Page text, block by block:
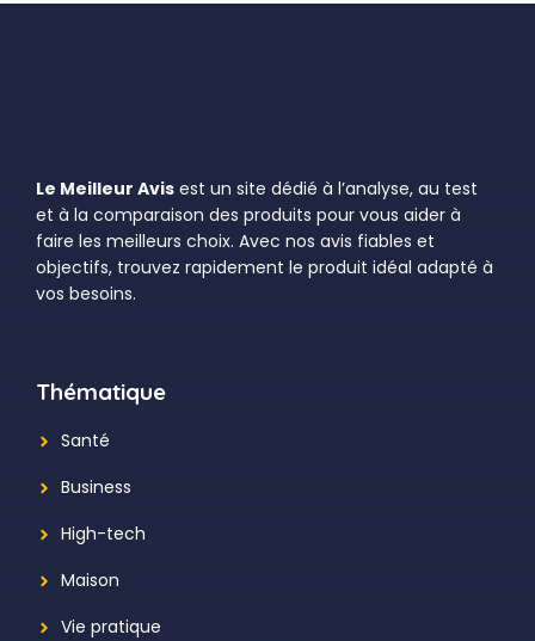
Le Meilleur Avis est un site dédié à l’analyse, au test
et à la comparaison des produits pour vous aider à
faire les meilleurs choix. Avec nos avis fiables et
objectifs, trouvez rapidement le produit idéal adapté à
vos besoins.
Thématique
Santé
Business
High-tech
Maison
Vie pratique